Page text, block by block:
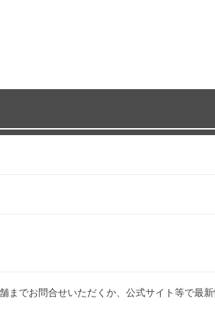
でお問合せいただくか、公式サイト等で最新